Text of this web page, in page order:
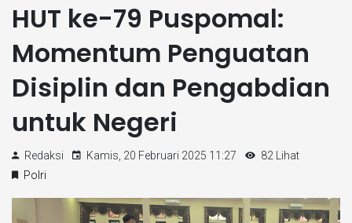
HUT ke-79 Puspomal:
Momentum Penguatan
Disiplin dan Pengabdian
untuk Negeri
Redaksi Kamis, 20 Februari 2025 11:27
82 Lihat
Polri